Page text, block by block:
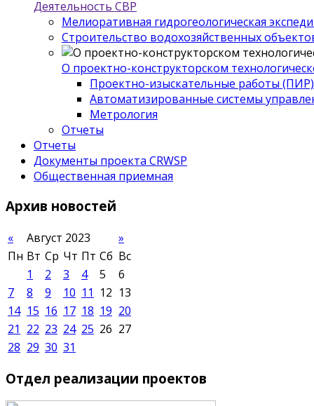
Деятельность СВР
Мелиоративная гидрогеологическая
Строительство водохозяйственных
О проектно-конструкторском
Проектно-изыскательные работы (ПИР)
Автоматизированные системы
Метрология
Отчеты
Отчеты
Документы проекта CRWSP
Общественная приемная
Архив новостей
« Август 2023
»
Пн Вт Ср Чт Пт Сб Вс
1
2 3 4 5
6
7
8 9 10 11 12 13
14 15 16 17 18 19 20
21 22 23 24 25 26 27
28 29 30 31
Отдел реализации проектов